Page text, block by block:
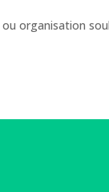
organisation